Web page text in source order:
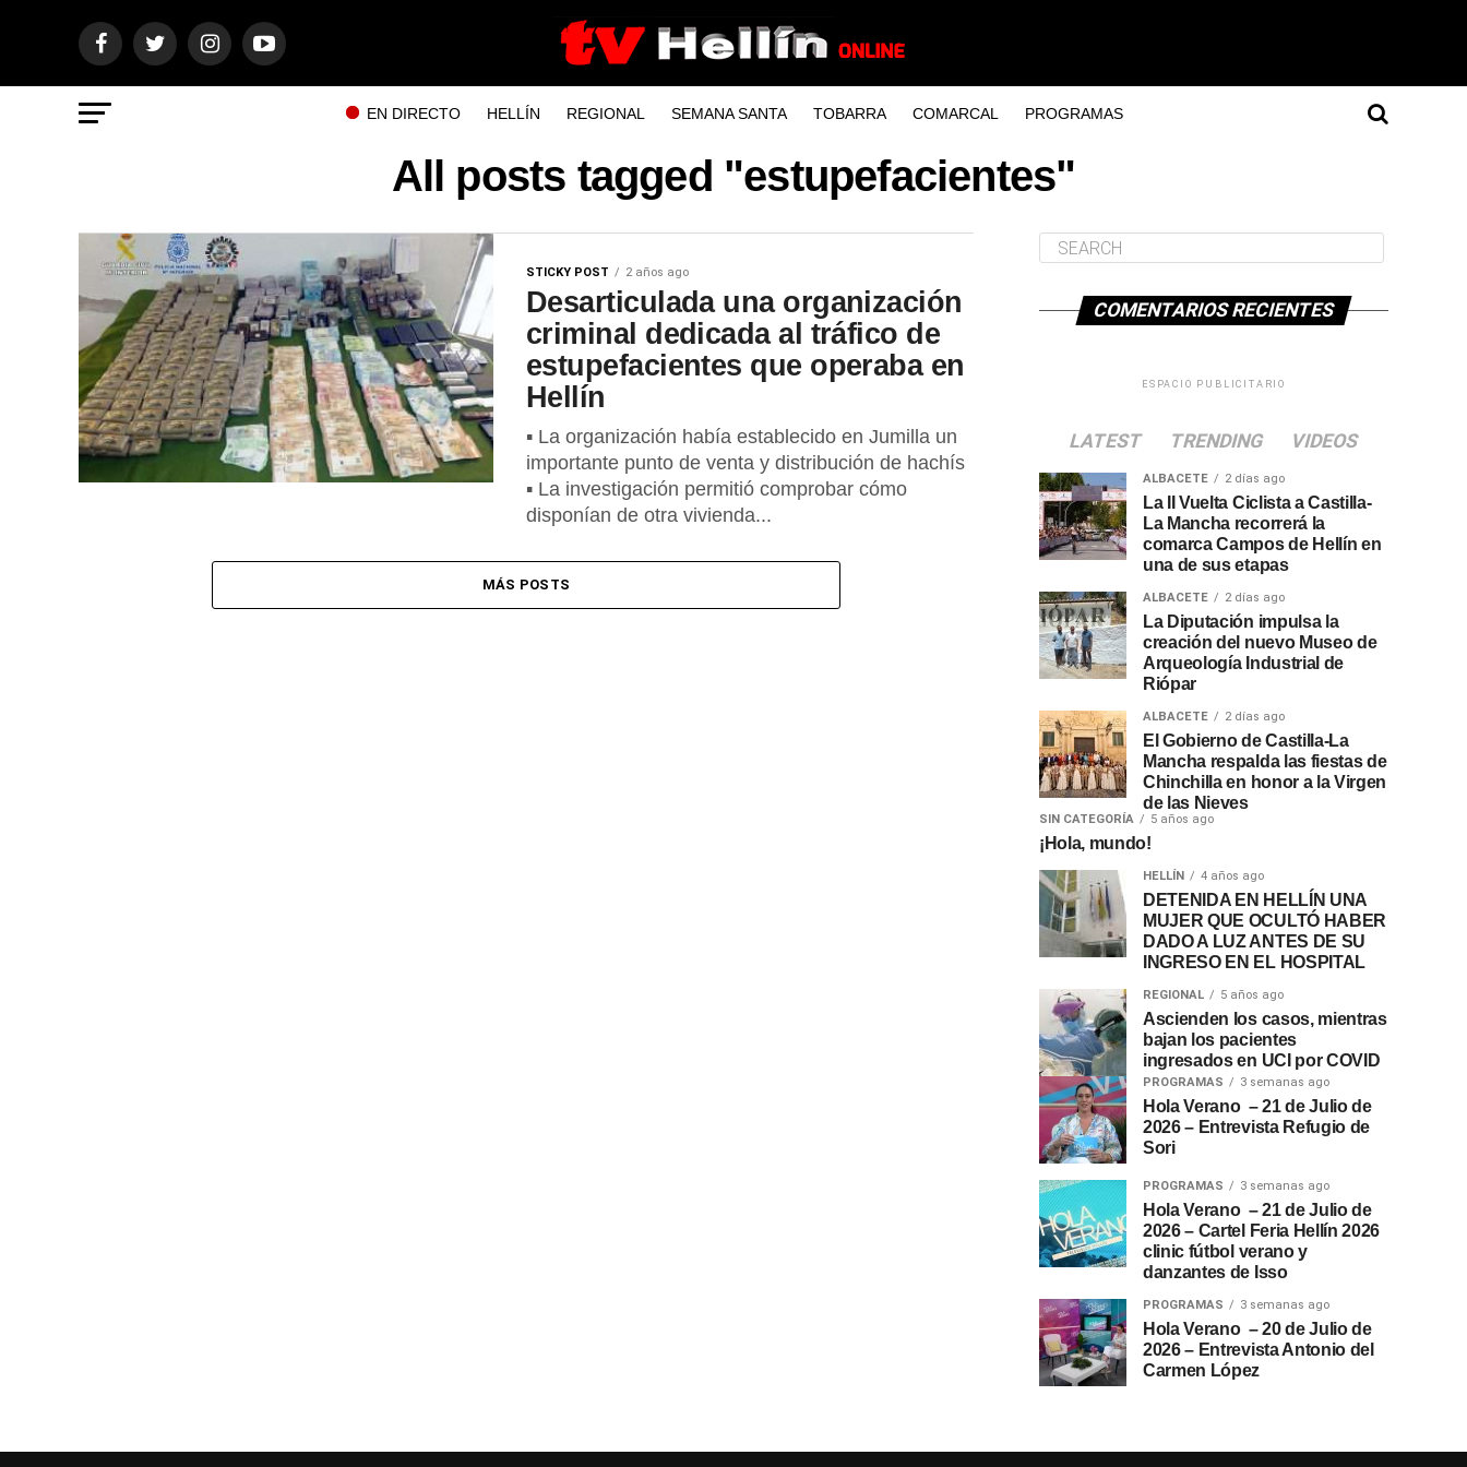
EN DIRECTO HELLÍN REGIONAL SEMANA SANTA TOBARRA COMARCAL PROGRAMAS
All posts tagged "estupefacientes"
STICKY POST 2 años ago
Desarticulada una organización
criminal dedicada al tráfico de
estupefacientes que operaba en
Hellín
▪ La organización había establecido en Jumilla un
importante punto de venta y distribución de hachís
▪ La investigación permitió comprobar cómo
disponían de otra vivienda...
MÁS POSTS
COMENTARIOS RECIENTES
ESPACIO PUBLICITARIO
LATEST TRENDING VIDEOS
ALBACETE 2 días ago
La II Vuelta Ciclista a Castilla-
La Mancha recorrerá la
comarca Campos de Hellín en
una de sus etapas
ALBACETE 2 días ago
La Diputación impulsa la
creación del nuevo Museo de
Arqueología Industrial de
Riópar
ALBACETE 2 días ago
El Gobierno de Castilla-La
Mancha respalda las fiestas de
Chinchilla en honor a la Virgen
de las Nieves
SIN CATEGORÍA 5 años ago
¡Hola, mundo!
HELLÍN 4 años ago
DETENIDA EN HELLÍN UNA
MUJER QUE OCULTÓ HABER
DADO A LUZ ANTES DE SU
INGRESO EN EL HOSPITAL
REGIONAL 5 años ago
Ascienden los casos, mientras
bajan los pacientes
ingresados en UCI por COVID
PROGRAMAS 3 semanas ago
Hola Verano – 21 de Julio de
2026 – Entrevista Refugio de
Sori
PROGRAMAS 3 semanas ago
Hola Verano – 21 de Julio de
2026 – Cartel Feria Hellín 2026
clinic fútbol verano y
danzantes de Isso
PROGRAMAS 3 semanas ago
Hola Verano – 20 de Julio de
2026 – Entrevista Antonio del
Carmen López